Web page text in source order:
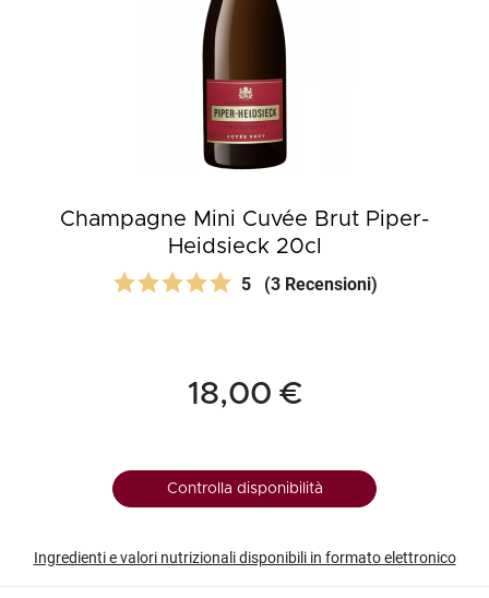
Champagne Mini Cuvée Brut Piper-
Heidsieck 20cl
5 (3 Recensioni)
18,00 €
Controlla disponibilità
Ingredienti e valori nutrizionali disponibili in formato elettronico